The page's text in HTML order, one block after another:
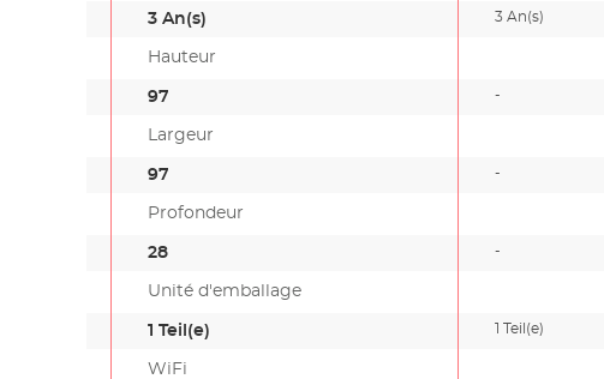
3 An(s) 3 An(s)
Hauteur
97 -
Largeur
97 -
Profondeur
28 -
Unité d'emballage
1 Teil(e) 1 Teil(e)
WiFi